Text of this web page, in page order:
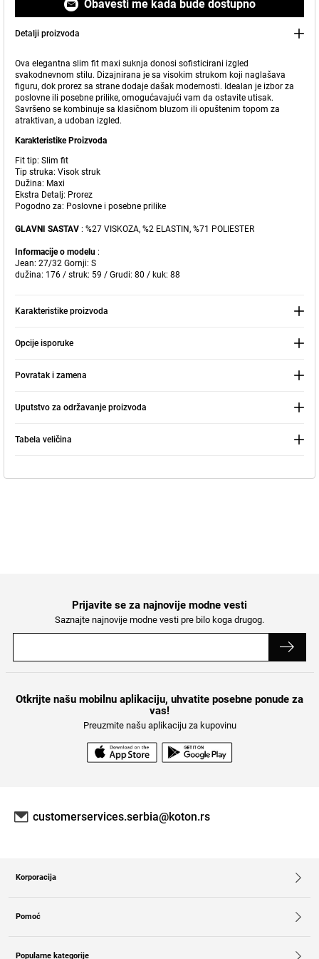
Obavesti me kada bude dostupno
Detalji proizvoda
Ova elegantna slim fit maxi suknja donosi sofisticirani izgled
svakodnevnom stilu. Dizajnirana je sa visokim strukom koji naglašava
figuru, dok prorez sa strane dodaje dašak modernosti. Idealan je izbor za
poslovne ili posebne prilike, omogućavajući vam da ostavite utisak.
Savršeno se kombinuje sa klasičnom bluzom ili opuštenim topom za
atraktivan, a udoban izgled.
Karakteristike Proizvoda
Fit tip: Slim fit
Tip struka: Visok struk
Dužina: Maxi
Ekstra Detalj: Prorez
Pogodno za: Poslovne i posebne prilike
GLAVNI SASTAV : %27 VISKOZA, %2 ELASTIN, %71 POLIESTER
Informacije o modelu :
Jean: 27/32 Gornji: S
dužina: 176 / struk: 59 / Grudi: 80 / kuk: 88
Karakteristike proizvoda
Opcije isporuke
Povratak i zamena
Uputstvo za održavanje proizvoda
Tabela veličina
Prijavite se za najnovije modne vesti
Saznajte najnovije modne vesti pre bilo koga drugog.
Otkrijte našu mobilnu aplikaciju, uhvatite posebne ponude za
vas!
Preuzmite našu aplikaciju za kupovinu
Korporacija
Pravila kampanje
Mapa sajta
Pomoć
Politika otkazivanja i vraćanja
Popularne kategorije
customerservices.serbia@koton.rs
Možete doći do prodavnice KOTON koju tražite odabirom
informacija o državi i gradu.
Odaberite Zemlju
Upozorenje o zalihama
„Kada ovaj proizvod bude na
Dodato u korpu
Slim fit maxi suknja sa prorezom